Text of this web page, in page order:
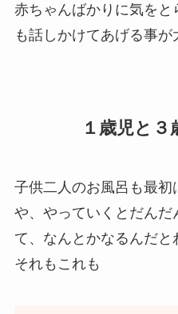
赤ちゃんばかりに気をと
も話しかけてあげる事が
１歳児と３
子供二人のお風呂も最初
や、やっていくとだんだ
て、なんとかなるんだと
それもこれも